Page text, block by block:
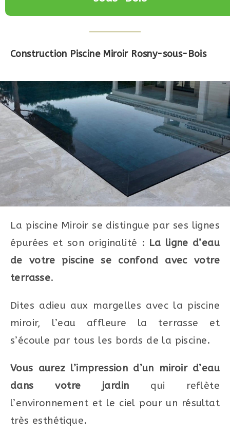
Construction Piscine Miroir Rosny-sous-Bois
La piscine Miroir se distingue par ses lignes
épurées et son originalité : La ligne d’eau
de votre piscine se confond avec votre
terrasse.
Dites adieu aux margelles avec la piscine
miroir, l’eau affleure la terrasse et
s’écoule par tous les bords de la piscine.
Vous aurez l’impression d’un miroir d’eau
dans votre jardin qui reflète
l’environnement et le ciel pour un résultat
très esthétique.